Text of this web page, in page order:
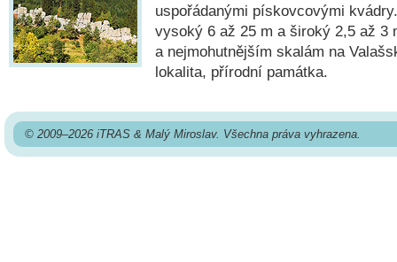
uspořádanými pískovcovými
vysoký 6 až 25 m a široký 2,5 až 3
a nejmohutnějším skalám na
lokalita, přírodní památka.
© 2009–2026 iTRAS & Malý Miroslav. Všechna práva vyhrazena.